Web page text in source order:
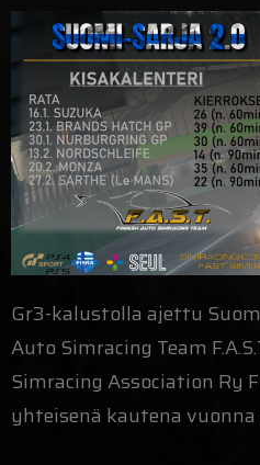
Gr3-kalustolla ajettu
Auto Simracing Team
Simracing Association Ry
yhteisenä kautena vuonna